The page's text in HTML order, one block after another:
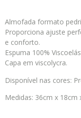
Almofada formato
Proporciona ajuste
e conforto.
Espuma 100%
Capa em viscolycra.
Disponível nas cores:
Medidas: 36cm x 18cm